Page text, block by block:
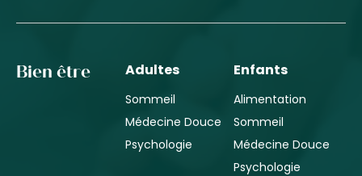
Bien être Adultes
Sommeil
Médecine Douce
Psychologie
Enfants
Alimentation
Sommeil
Médecine Douce
Psychologie